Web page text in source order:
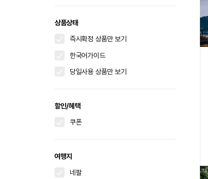
상품상태
즉시확정 상품만 보기
한국어가이드
당일사용 상품만 보기
할인/혜택
쿠폰
여행지
네팔